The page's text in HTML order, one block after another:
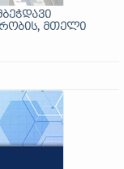
მთელი